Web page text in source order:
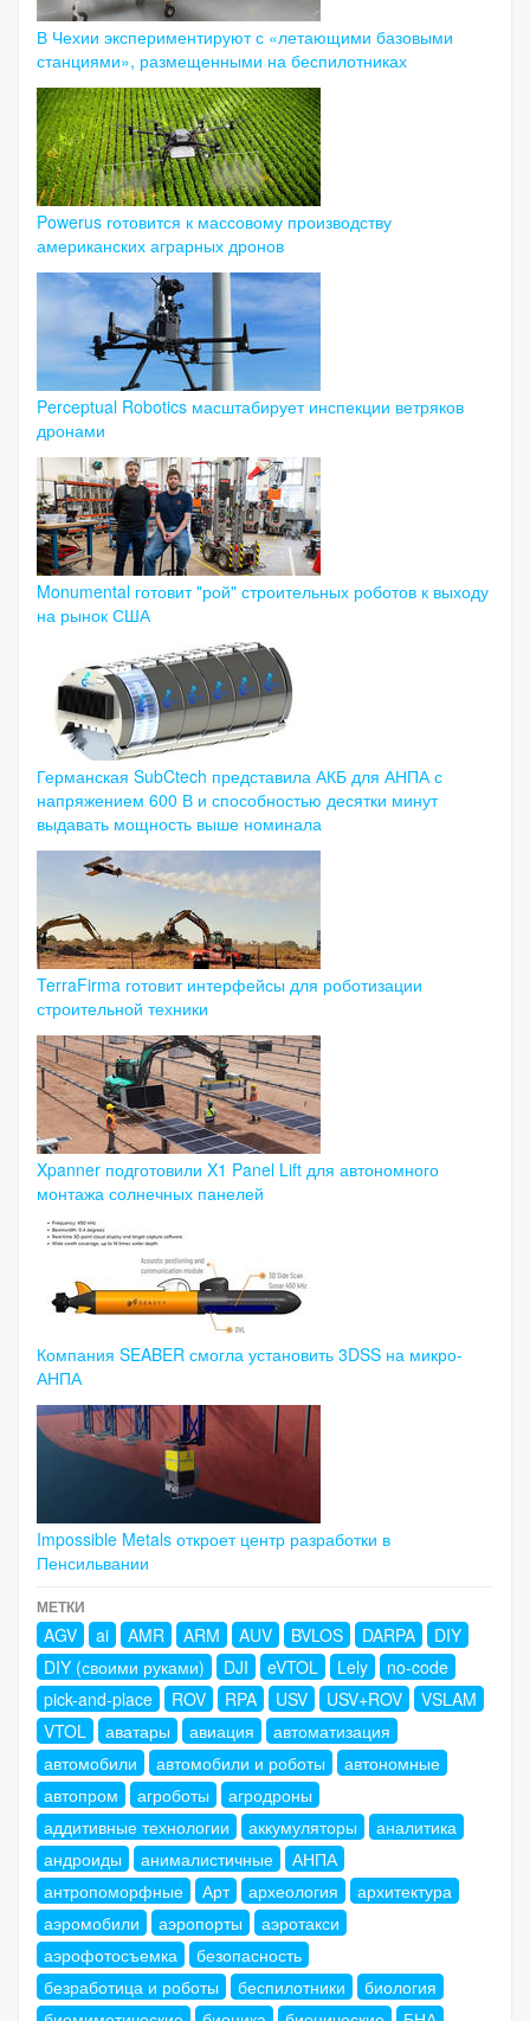
В Чехии экспериментируют с «летающими базовыми
станциями», размещенными на беспилотниках
Powerus готовится к массовому производству
американских аграрных дронов
Perceptual Robotics масштабирует инспекции ветряков
дронами
Monumental готовит "рой" строительных роботов к выходу
на рынок США
Германская SubCtech представила АКБ для АНПА с
напряжением 600 В и способностью десятки минут
выдавать мощность выше номинала
TerraFirma готовит интерфейсы для роботизации
строительной техники
Xpanner подготовили X1 Panel Lift для автономного
монтажа солнечных панелей
Компания SEABER смогла установить 3DSS на микро-
АНПА
Impossible Metals откроет центр разработки в
Пенсильвании
МЕТКИ
AGV ai AMR ARM AUV BVLOS DARPA
DIY
DIY (своими руками)
DJI eVTOL Lely
no-code
pick-and-place
ROV RPA USV USV+ROV
VSLAM
VTOL
аватары авиация
автоматизация
автомобили
автомобили и роботы
автономные
автопром
агроботы
агродроны
аддитивные технологии
аккумуляторы
аналитика
андроиды
анималистичные
АНПА
антропоморфные
Арт археология
архитектура
аэромобили
аэропорты
аэротакси
аэрофотосъемка
безопасность
безработица и роботы
беспилотники
биология